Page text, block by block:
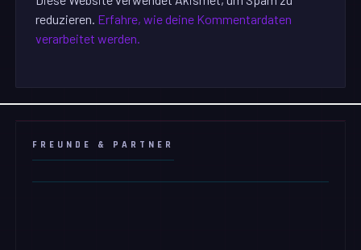
reduzieren. Erfahre, wie deine Kommentardaten
verarbeitet werden.
FREUNDE & PARTNER